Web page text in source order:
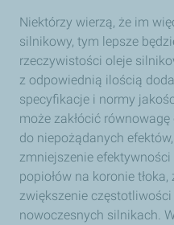
Niektórzy wierzą, że im
silnikowy, tym lepsze
rzeczywistości oleje
z odpowiednią ilością
specyfikacje i normy
może zakłócić
do niepożądanych
zmniejszenie
popiołów na koronie
zwiększenie
nowoczesnych silnikach.